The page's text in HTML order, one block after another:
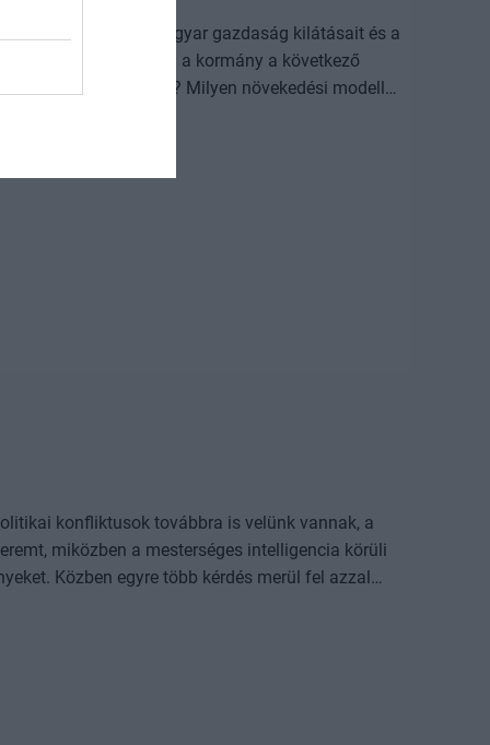
látni és érteni a magyar gazdaság kilátásait és a
lépésekre készül a kormány a következő
a vállalatok életére? Milyen növekedési modell
szakértőkkel rakjuk össze a képet.
konfliktusok továbbra is velünk vannak, a
miközben a mesterséges intelligencia körüli
Közben egyre több kérdés merül fel azzal
értékteremtést, és melyek bizonyulhatnak átmeneti